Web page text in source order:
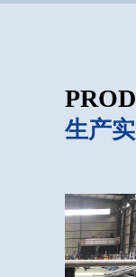
生产